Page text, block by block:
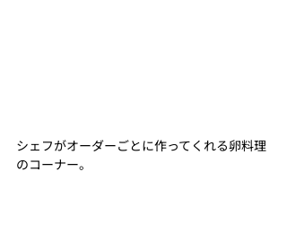
シェフがオーダーごとに作ってくれる卵料理
のコーナー。